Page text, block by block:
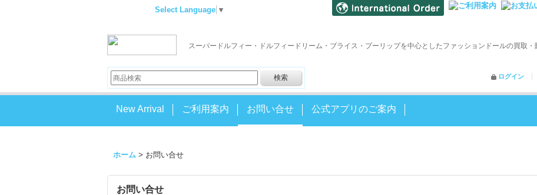
Select Language ▼
スーパードルフィー・ドルフィードリーム・ブライス・プーリップを中心としたファッションドールの買取・
ログイン
New Arrival ご利用案内 お問い合せ 公式アプリのご案内
ホーム > お問い合せ
お問い合せ